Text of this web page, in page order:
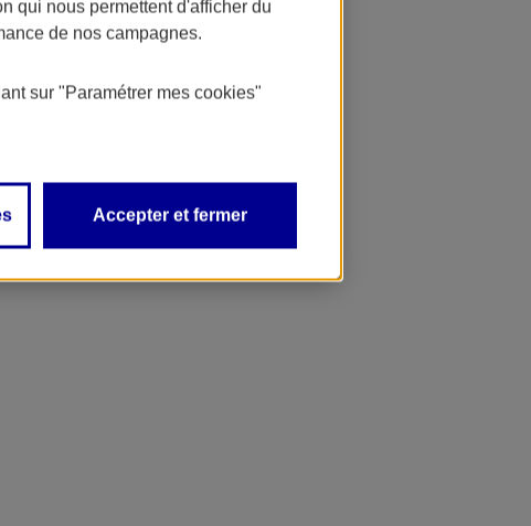
qui nous permettent d'afficher du
de nos campagnes.
sur "Paramétrer mes cookies"
Accepter et fermer